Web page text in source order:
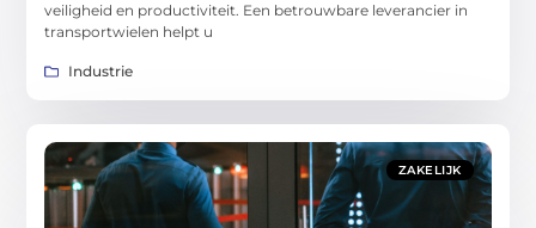
veiligheid en productiviteit. Een betrouwbare leverancier in
transportwielen helpt u
Industrie
ZAKELIJK